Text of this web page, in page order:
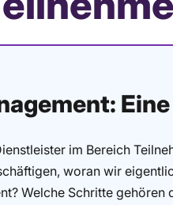
im Bereich
woran wir
Welche Schritte gehören